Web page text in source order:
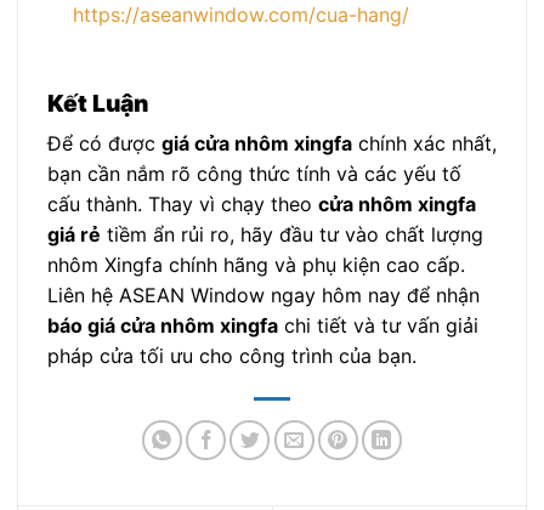
https://aseanwindow.com/cua-hang/
Kết Luận
Để có được giá cửa nhôm xingfa chính xác nhất,
bạn cần nắm rõ công thức tính và các yếu tố
cấu thành. Thay vì chạy theo cửa nhôm xingfa
giá rẻ tiềm ẩn rủi ro, hãy đầu tư vào chất lượng
nhôm Xingfa chính hãng và phụ kiện cao cấp.
Liên hệ ASEAN Window ngay hôm nay để nhận
báo giá cửa nhôm xingfa chi tiết và tư vấn giải
pháp cửa tối ưu cho công trình của bạn.